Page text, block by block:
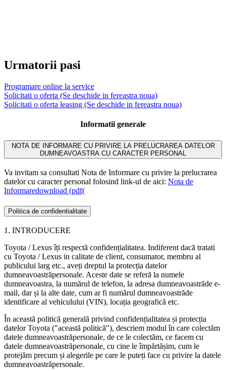
Urmatorii pasi
Programare online la service
Solicitati o oferta (Se deschide in fereastra noua)
Solicitati o oferta leasing (Se deschide in fereastra noua)
Informatii generale
NOTA DE INFORMARE CU PRIVIRE LA PRELUCRAREA DATELOR
DUMNEAVOASTRA CU CARACTER PERSONAL
Va invitam sa consultati Nota de Informare cu privire la prelucrarea
datelor cu caracter personal folosind link-ul de aici: Nota de
Informaredownload (pdf(
Politica de confidentialitate
1. INTRODUCERE
Toyota / Lexus îți respectă confidențialitatea. Indiferent dacă tratati
cu Toyota / Lexus in calitate de client, consumator, membru al
publicului larg etc., aveți dreptul la protecția datelor
dumneavoastrăpersonale. Aceste date se referă la numele
dumneavoastra, la numărul de telefon, la adresa dumneavoastrăde e-
mail, dar și la alte date, cum ar fi numărul dumneavoastrăde
identificare al vehiculului (VIN), locația geografică etc.
În această politică generală privind confidențialitatea și protecția
datelor Toyota ("această politică"), descriem modul în care colectăm
datele dumneavoastrăpersonale, de ce le colectăm, ce facem cu
datele dumneavoastrăpersonale, cu cine le împărtășim, cum le
protejăm precum și alegerile pe care le puteți face cu privire la datele
dumneavoastrăpersonale.